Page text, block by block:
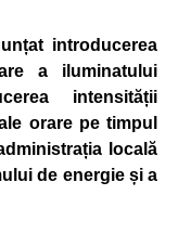
introducerea
a iluminatului
intensității
orare pe timpul
locală
de energie și a